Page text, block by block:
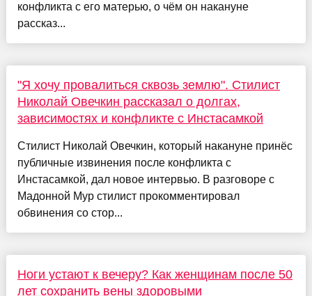
конфликта с его матерью, о чём он накануне
рассказ...
"Я хочу провалиться сквозь землю". Стилист
Николай Овечкин рассказал о долгах,
зависимостях и конфликте с Инстасамкой
Стилист Николай Овечкин, который накануне принёс
публичные извинения после конфликта с
Инстасамкой, дал новое интервью. В разговоре с
Мадонной Мур стилист прокомментировал
обвинения со стор...
Ноги устают к вечеру? Как женщинам после 50
лет сохранить вены здоровыми